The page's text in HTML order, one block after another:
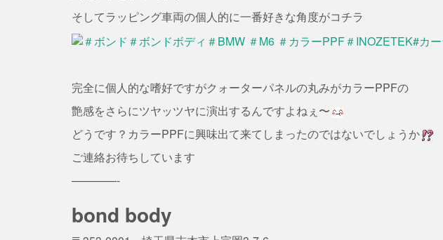
そしてラッピング車両の個人的に一番好きな角度がコチラ
完全に個人的な嗜好ですがクォーターパネルの丸みがカラーPPFの
艶感をさらにツヤッツヤに演出するんですよねぇ〜
どうです？カラーPPFに興味出て来てしまったのではないでしょうか
ご連絡お待ちしています
————-
bond body